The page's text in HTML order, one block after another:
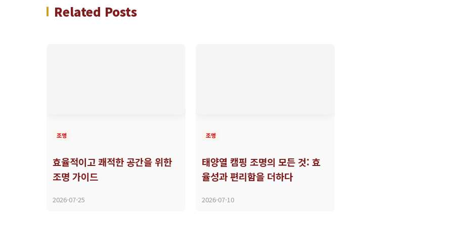
Related Posts
조명
효율적이고 쾌적한 공간을 위한
조명 가이드
2026-07-25
조명
태양열 캠핑 조명의 모든 것: 효
율성과 편리함을 더하다
2026-07-10